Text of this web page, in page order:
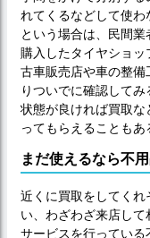
れてくるなどして使
という場合は、民間業
購入したタイヤショ
古車販売店や車の整
りついでに確認してみ
状態が良ければ買取な
ってもらえることもあ
まだ使えるなら不
近くに買取をしてく
い、わざわざ来店し
サービスを行っている